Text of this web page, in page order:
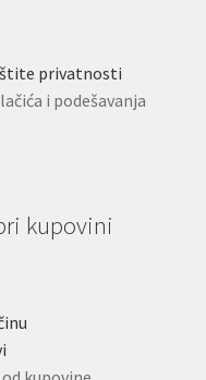
privatnosti
i podešavanja
kupovini